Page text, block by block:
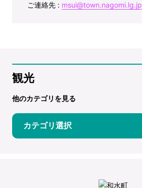
ご連絡先 : msui@town.nagomi.lg.jp
観光
他のカテゴリを見る
カテゴリ選択